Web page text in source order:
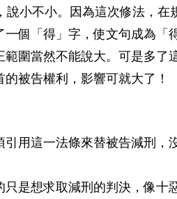
小不小。因為這次修法，在
個「得」字，使文句成為「
圍當然不能說大。可是多了
的被告權利，影響可就大了！
用這一法條來替被告減刑，
是想求取減刑的判決，像十